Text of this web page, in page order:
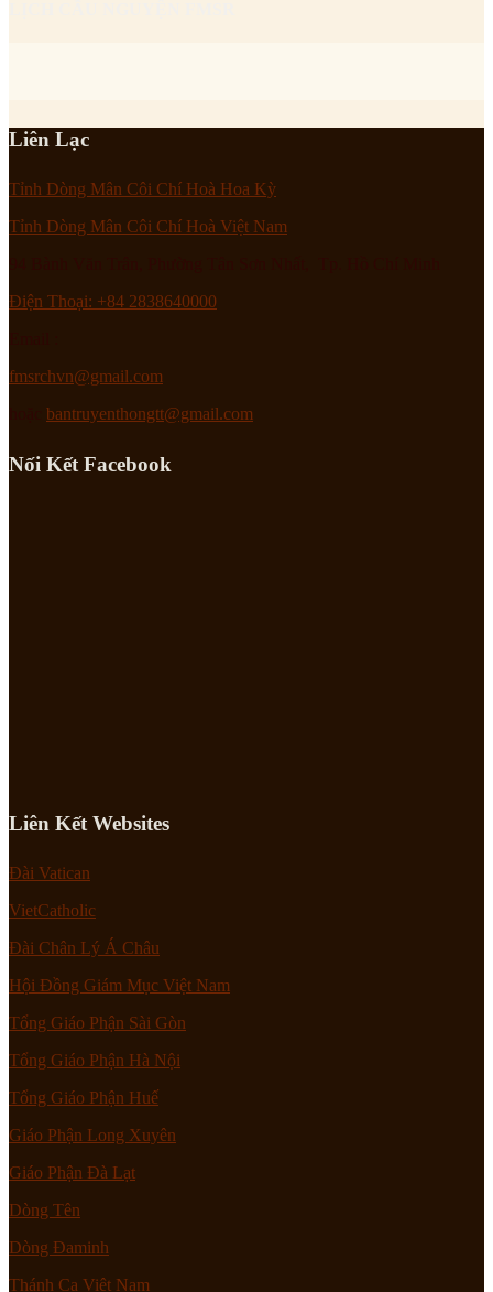
Liên Lạc
Tỉnh Dòng Mân Côi Chí Hoà Hoa Kỳ
Tỉnh Dòng Mân Côi Chí Hoà Việt Nam
Điện Thoại: +84 2838640000
fmsrchvn@gmail.com
bantruyenthongtt@gmail.com
Nối Kết Facebook
Liên Kết Websites
Đài Vatican
VietCatholic
Đài Chân Lý Á Châu
Hội Đồng Giám Mục Việt Nam
Tổng Giáo Phận Sài Gòn
Tổng Giáo Phận Hà Nội
Tổng Giáo Phận Huế
Giáo Phận Long Xuyên
Giáo Phận Đà Lạt
Dòng Tên
Dòng Đaminh
Thánh Ca Việt Nam